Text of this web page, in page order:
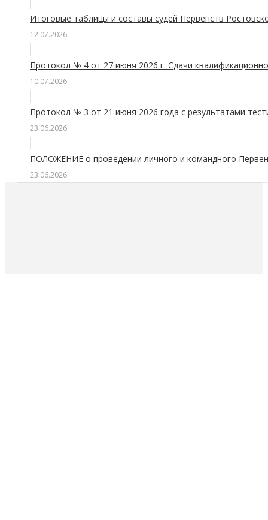
Итоговые таблицы и составы судей Первенств
12.07.2026
Протокол № 4 от 27 июня 2026 г. Сдачи
10.07.2026
Протокол № 3 от 21 июня 2026 года с результатами
23.06.2026
ПОЛОЖЕНИЕ о проведении личного и командного
23.06.2026